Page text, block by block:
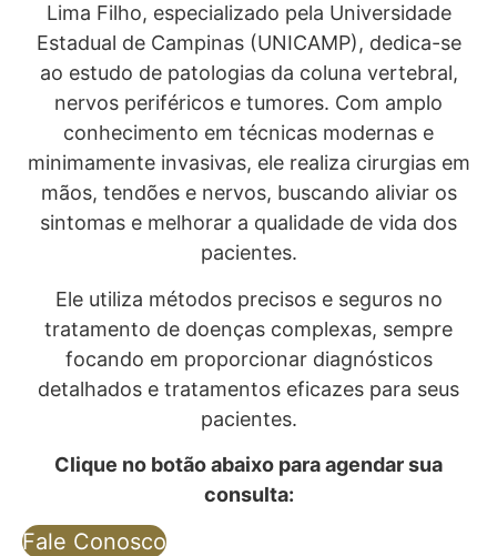
Lima Filho, especializado pela Universidade
Estadual de Campinas (UNICAMP), dedica-se
ao estudo de patologias da coluna vertebral,
nervos periféricos e tumores. Com amplo
conhecimento em técnicas modernas e
minimamente invasivas, ele realiza cirurgias em
mãos, tendões e nervos, buscando aliviar os
sintomas e melhorar a qualidade de vida dos
pacientes.
Ele utiliza métodos precisos e seguros no
tratamento de doenças complexas, sempre
focando em proporcionar diagnósticos
detalhados e tratamentos eficazes para seus
pacientes.
Clique no botão abaixo para agendar sua
consulta:
Fale Conosco